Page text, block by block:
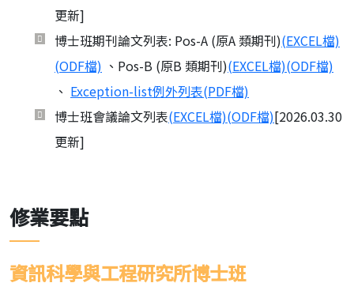
更新]
博士班期刊論文列表: Pos-A (原A 類期刊)(EXCEL檔)
(ODF檔) 、Pos-B (原B 類期刊)(EXCEL檔)(ODF檔)
、 Exception-list例外列表(PDF檔)
博士班會議論文列表(EXCEL檔)(ODF檔)[2026.03.30
更新]
修業要點
資訊科學與工程研究所博士班